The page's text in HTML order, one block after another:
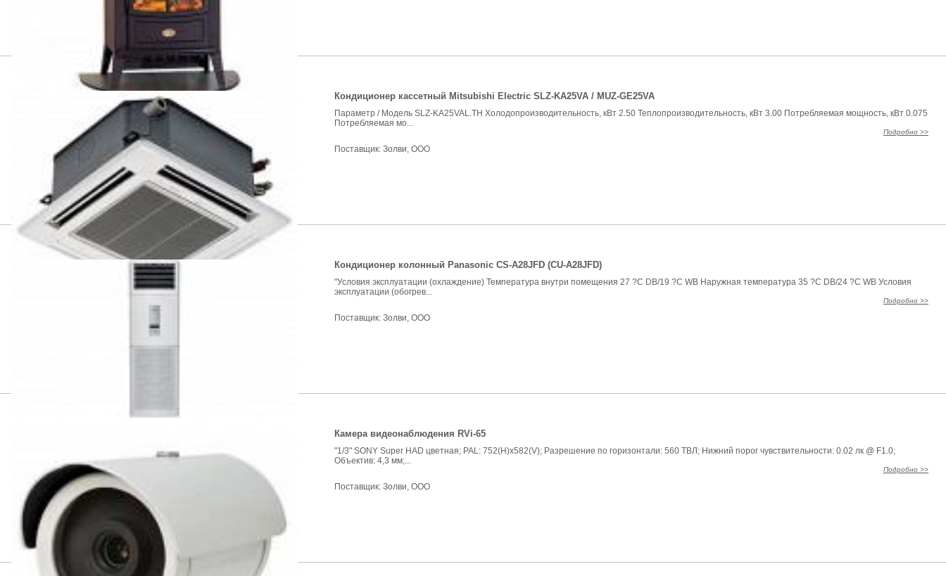
Кондиционер кассетный Mitsubishi Electric SLZ-KA25VA / MUZ-GE25VA
Параметр / Модель SLZ-KA25VAL.TH Холодопроизводительность, кВт 2.50 Теплопроизводительность, кВт 3.00 Потребляемая мощность, кВт 0.075
Потребляемая мо...
Подробно >>
Поставщик: Золви, ООО
Кондиционер колонный Panasonic CS-A28JFD (CU-A28JFD)
"Условия эксплуатации (охлаждение) Температура внутри помещения 27 ?C DB/19 ?C WB Наружная температура 35 ?C DB/24 ?C WB Условия
эксплуатации (обогрев...
Подробно >>
Поставщик: Золви, ООО
Камера видеонаблюдения RVi-65
"1/3" SONY Super HAD цветная; PAL: 752(H)х582(V); Разрешение по горизонтали: 560 ТВЛ; Нижний порог чувствительности: 0.02 лк @ F1.0;
Объектив: 4,3 мм;...
Подробно >>
Поставщик: Золви, ООО